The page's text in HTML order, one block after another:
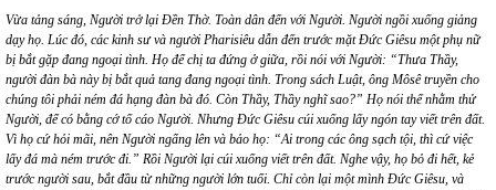
Vừa tảng sáng, Người trở lại Đền Thờ. Toàn dân đến với Người. Người ngồi xuống giảng
dạy họ. Lúc đó, các kinh sư và người Pharisiêu dẫn đến trước mặt Đức Giêsu một phụ nữ
bị bắt gặp đang ngoại tình. Họ để chị ta đứng ở giữa, rồi nói với Người: “Thưa Thầy,
người đàn bà này bị bắt quả tang đang ngoại tình. Trong sách Luật, ông Môsê truyền cho
chúng tôi phải ném đá hạng đàn bà đó. Còn Thầy, Thầy nghĩ sao?” Họ nói thế nhằm thử
Người, để có bằng cớ tố cáo Người. Nhưng Đức Giêsu cúi xuống lấy ngón tay viết trên đất.
Vì họ cứ hỏi mãi, nên Người ngẩng lên và bảo họ: “Ai trong các ông sạch tội, thì cứ việc
lấy đá mà ném trước đi.” Rồi Người lại cúi xuống viết trên đất. Nghe vậy, họ bỏ đi hết, kẻ
trước người sau, bắt đầu từ những người lớn tuổi. Chỉ còn lại một mình Đức Giêsu, và